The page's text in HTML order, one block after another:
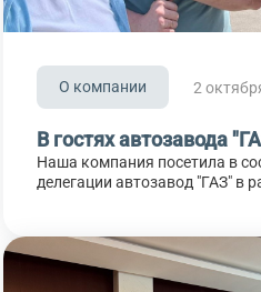
О компании 2
В гостях автозавода
Наша компания посетила в
делегации автозавод "ГАЗ" в
встрече с презентациями
Челябинской области
руководителем аппарата